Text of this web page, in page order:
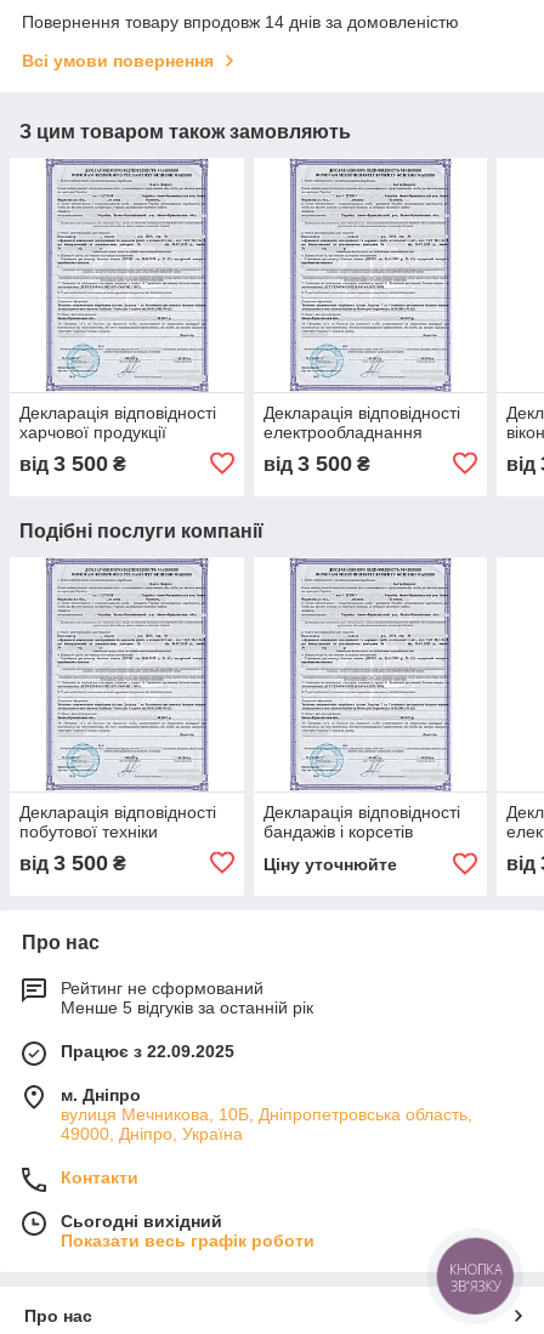
Повернення товару впродовж 14 днів за домовленістю
Всі умови повернення
З цим товаром також замовляють
Декларація відповідності
харчової продукції
від 3 500 ₴
Декларація відповідності
електрообладнання
від 3 500₴ від
Подібні послуги компанії
Декларація відповідності
побутової техніки
від 3 500 ₴
Декларація відповідності
бандажів і корсетів
Ціну уточнюйте
від
Про нас
Рейтинг не сформований
Менше 5 відгуків за останній рік
Працює з 22.09.2025
м. Дніпро
вулиця Мечникова, 10Б, Дніпропетровська область,
49000, Дніпро, Україна
Контакти
Сьогодні вихідний
Показати весь графік роботи
Про нас
КНОПКА
ЗВ'ЯЗКУ